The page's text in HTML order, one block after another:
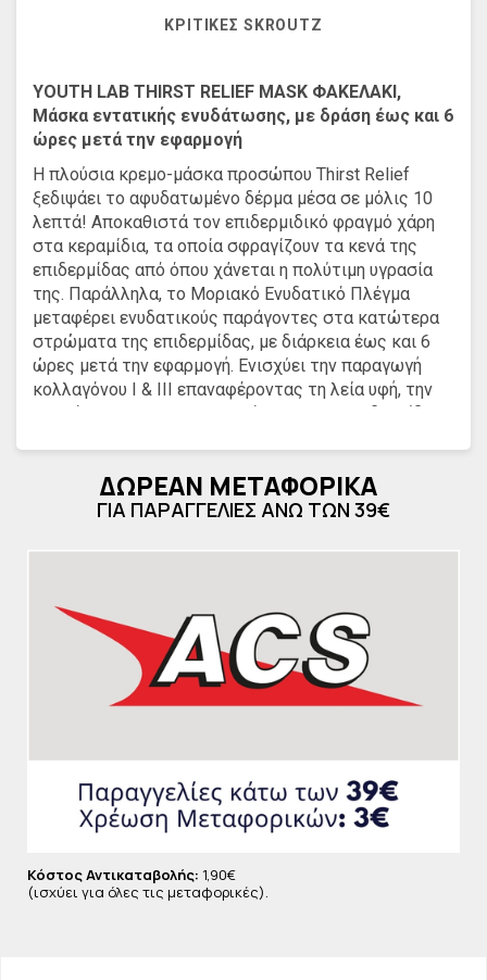
ΚΡΙΤΙΚΈΣ SKROUTZ
YOUTH LAB THIRST RELIEF MASK ΦΑΚΕΛΑΚΙ,
Μάσκα εντατικής ενυδάτωσης, με δράση έως και 6
ώρες μετά την εφαρμογή
H πλούσια κρεμο-μάσκα προσώπου Thirst Relief
ξεδιψάει το αφυδατωμένο δέρμα μέσα σε μόλις 10
λεπτά! Αποκαθιστά τον επιδερμιδικό φραγμό χάρη
στα κεραμίδια, τα οποία σφραγίζουν τα κενά της
επιδερμίδας από όπου χάνεται η πολύτιμη υγρασία
της. Παράλληλα, το Μοριακό Ενυδατικό Πλέγμα
μεταφέρει ενυδατικούς παράγοντες στα κατώτερα
στρώματα της επιδερμίδας, με διάρκεια έως και 6
ώρες μετά την εφαρμογή. Ενισχύει την παραγωγή
κολλαγόνου Ι & ΙΙΙ επαναφέροντας τη λεία υφή, την
απαλότητα και την ελαστικότητα στην επιδερμίδα,
Σε πρακτικά φακελάκια μιας δόσης (2x6ml).
αφυδάτωσης.
Δερματολογικά ελεγμένη, χωρίς parabens και
γλουτένη.
Ενίσχυση μεταβολικής διαδικασίας
Αποκατάσταση του επιδερμιδικού φραγμού και
διατήρηση των φυσιολογικών επιπέδων υγρασίας
Ενδείξεις
• Αφυδατωμένο δέρμα
• Ξηρό δέρμα
ΔΩΡΕΑΝ ΜΕΤΑΦΟΡΙΚΑ
ΓΙΑ ΠΑΡΑΓΓΕΛΙΕΣ ΑΝΩ ΤΩΝ 39€
Κόστος Αντικαταβολής: 1,90€
(ισχύει για όλες τις μεταφορικές).